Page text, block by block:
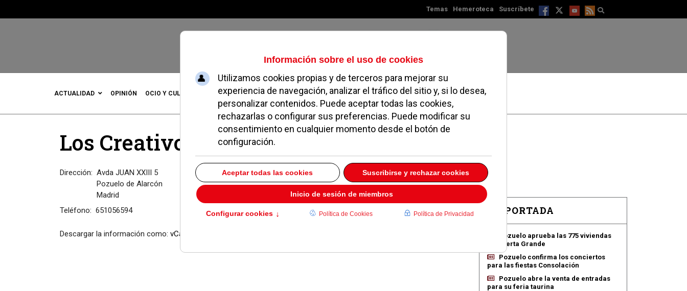
Temas Hemeroteca Suscríbete
Viernes, 07 de agosto de 2026
ACTUALIDAD OPINIÓN OCIO Y CULTURA DEPORTES MADRID NOROESTE SOCIEDAD MAGAZINE SERVICIOS
Los Creativos
Dirección: Avda JUAN XXIII 5
Pozuelo de Alarcón
Madrid
Teléfono: 651056594
Descargar la información como: vCard
EN PORTADA
Pozuelo aprueba las 775 viviendas
de Huerta Grande
Pozuelo confirma los conciertos
para las fiestas Consolación
Pozuelo abre la venta de entradas
para su feria taurina